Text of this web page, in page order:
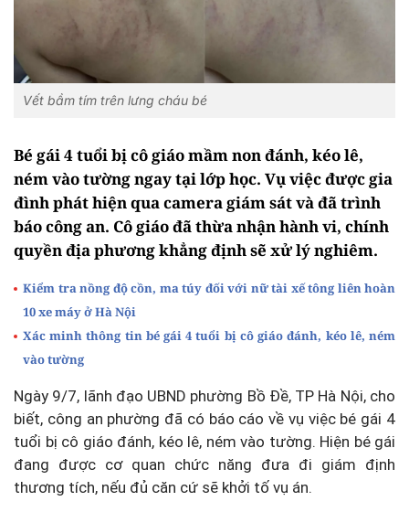
Vết bầm tím trên lưng cháu bé
Bé gái 4 tuổi bị cô giáo mầm non đánh, kéo lê,
ném vào tường ngay tại lớp học. Vụ việc được gia
đình phát hiện qua camera giám sát và đã trình
báo công an. Cô giáo đã thừa nhận hành vi, chính
quyền địa phương khẳng định sẽ xử lý nghiêm.
Kiểm tra nồng độ cồn, ma túy đối với nữ tài xế tông liên hoàn
10 xe máy ở Hà Nội
Xác minh thông tin bé gái 4 tuổi bị cô giáo đánh, kéo lê, ném
vào tường
Ngày 9/7, lãnh đạo UBND phường Bồ Đề, TP Hà Nội, cho
biết, công an phường đã có báo cáo về vụ việc bé gái 4
tuổi bị cô giáo đánh, kéo lê, ném vào tường. Hiện bé gái
đang được cơ quan chức năng đưa đi giám định
thương tích, nếu đủ căn cứ sẽ khởi tố vụ án.